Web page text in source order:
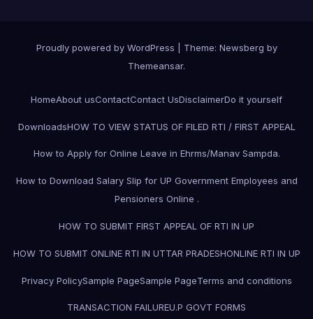
Proudly powered by WordPress Theme: Newsberg by
Themeansar.
HomeAbout usContactContact UsDisclaimerDo it yourself
DownloadsHOW TO VIEW STATUS OF FILED RTI / FIRST APPEAL
How to Apply for Online Leave in Ehrms/Manav Sampda.
How to Download Salary Slip for UP Government Employees and
Pensioners Online .
HOW TO SUBMIT FIRST APPEAL OF RTI IN UP
HOW TO SUBMIT ONLINE RTI IN UTTAR PRADESHONLINE RTI IN UP
Privacy PolicySample PageSample PageTerms and conditions
TRANSACTION FAILUREU.P GOVT FORMS